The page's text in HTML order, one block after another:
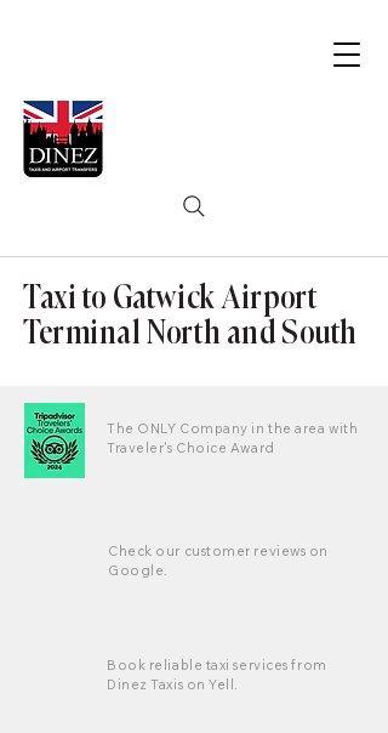
Taxi to Gatwick Airport
Terminal North and South
The ONLY Company in the area with
Traveler's Choice Award
Check our customer reviews on
Google.
Book reliable taxi services from
Dinez Taxis on Yell.